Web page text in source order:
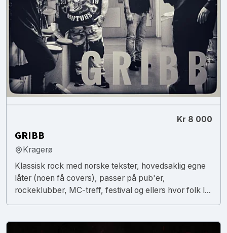
Kr 8 000
GRIBB
Kragerø
Klassisk rock med norske tekster, hovedsaklig egne
låter (noen få covers), passer på pub'er,
rockeklubber, MC-treff, festival og ellers hvor folk l...